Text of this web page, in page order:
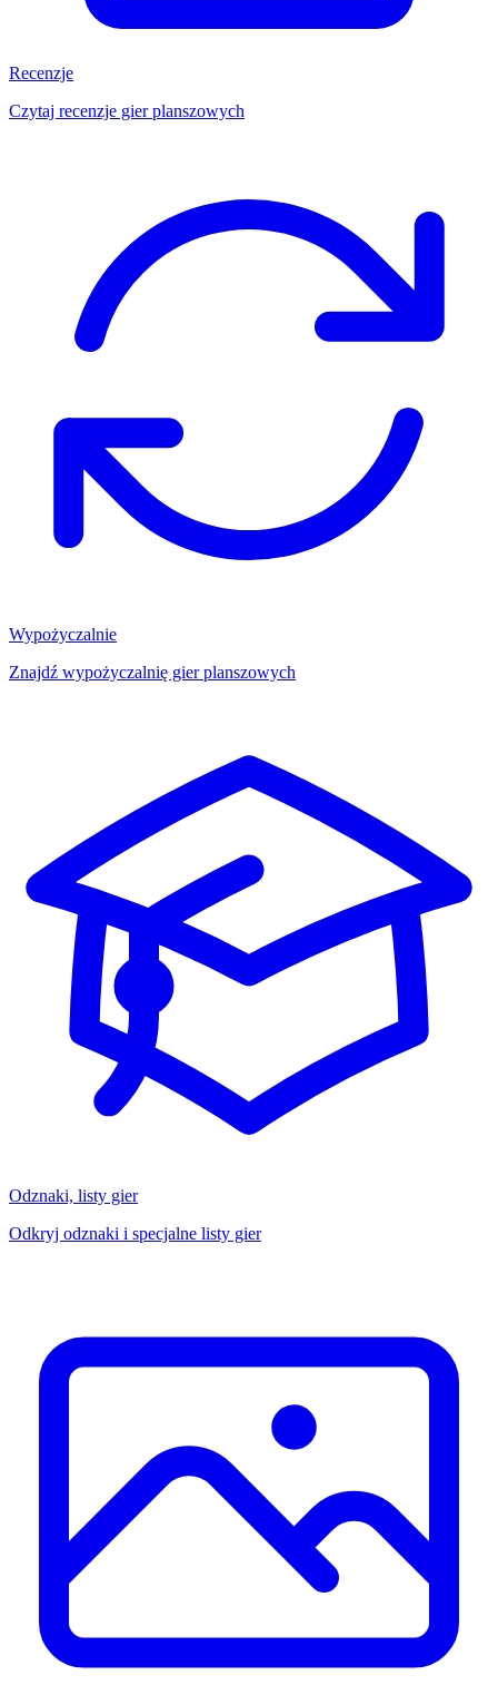
Recenzje
Czytaj recenzje gier planszowych
Wypożyczalnie
Znajdź wypożyczalnię gier planszowych
Odznaki, listy gier
Odkryj odznaki i specjalne listy gier